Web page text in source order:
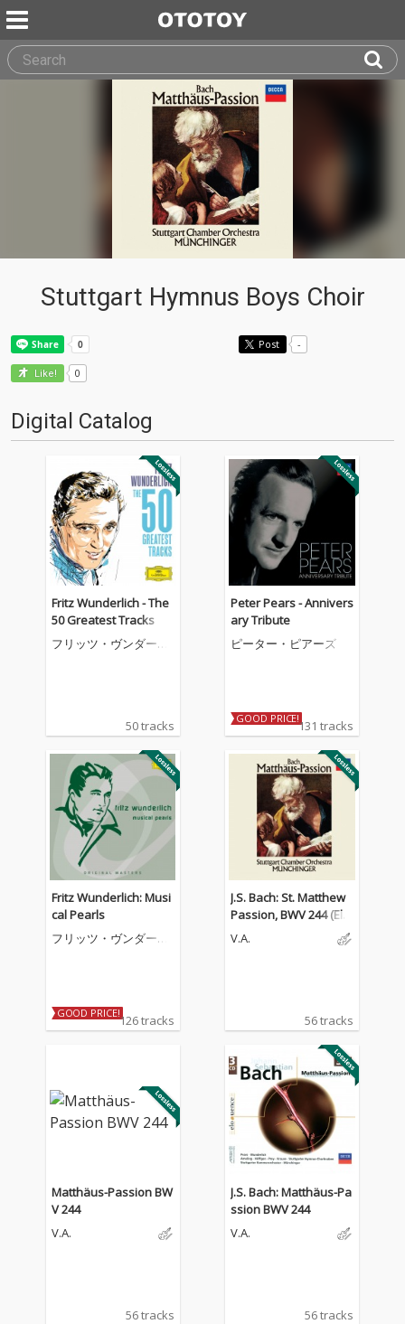
Stuttgart Hymnus Boys Choir
Post -
Like! 0
Digital Catalog
Fritz Wunderlich - The
50 Greatest Tracks
フリッツ・ヴンダーリ
50 tracks
Peter Pears - Annivers
ary Tribute
ピーター・ピアーズ
GOOD PRICE!131 tracks
Fritz Wunderlich: Musi
cal Pearls
フリッツ・ヴンダーリ
GOOD PRICE!126 tracks
J.S. Bach: St. Matthew
Passion, BWV 244 (Elly
Ameling – The Bach Ed
V.A.
56 tracks
Matthäus-Passion BW
V 244
V.A.
56 tracks
J.S. Bach: Matthäus-Pa
ssion BWV 244
V.A.
56 tracks